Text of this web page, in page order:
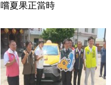
嚐夏果正當時